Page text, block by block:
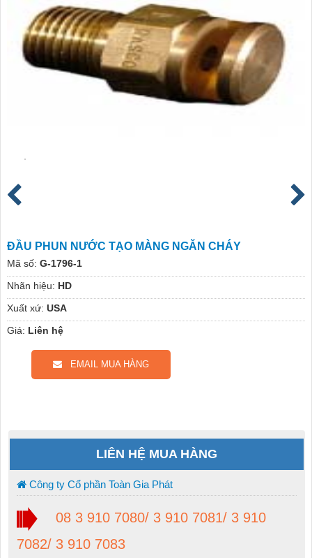
ĐẦU PHUN NƯỚC TẠO MÀNG NGĂN CHÁY
Mã số: G-1796-1
Nhãn hiệu: HD
Xuất xứ: USA
Giá: Liên hệ
EMAIL MUA HÀNG
LIÊN HỆ MUA HÀNG
Công ty Cổ phần Toàn Gia Phát
08 3 910 7080/ 3 910 7081/ 3 910
7082/ 3 910 7083